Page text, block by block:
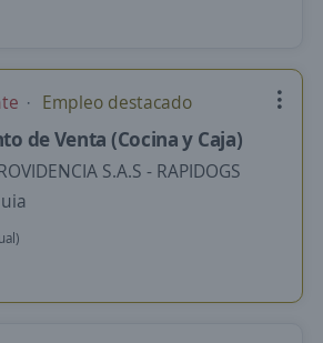
Empleo destacado
de Venta (Cocina y Caja)
S.A.S - RAPIDOGS